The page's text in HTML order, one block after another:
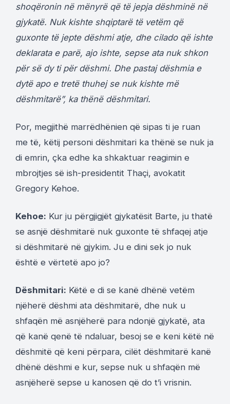
shoqëronin në mënyrë që të jepja dëshminë në
gjykatë. Nuk kishte shqiptarë të vetëm që
guxonte të jepte dëshmi atje, dhe cilado që ishte
deklarata e parë, ajo ishte, sepse ata nuk shkon
për së dy ti për dëshmi. Dhe pastaj dëshmia e
dytë apo e tretë thuhej se nuk kishte më
dëshmitarë”, ka thënë dëshmitari.
Por, megjithë marrëdhënien që sipas ti je ruan
me të, këtij personi dëshmitari ka thënë se nuk ja
di emrin, çka edhe ka shkaktuar reagimin e
mbrojtjes së ish-presidentit Thaçi, avokatit
Gregory Kehoe.
Kehoe: Kur ju përgjigjët gjykatësit Barte, ju thatë
se asnjë dëshmitarë nuk guxonte të shfaqej atje
si dëshmitarë në gjykim. Ju e dini sek jo nuk
është e vërtetë apo jo?
Dëshmitari: Këtë e di se kanë dhënë vetëm
njëherë dëshmi ata dëshmitarë, dhe nuk u
shfaqën më asnjëherë para ndonjë gjykatë, ata
që kanë qenë të ndaluar, besoj se e keni këtë në
dëshmitë që keni përpara, cilët dëshmitarë kanë
dhënë dëshmi e kur, sepse nuk u shfaqën më
asnjëherë sepse u kanosen që do t’i vrisnin.